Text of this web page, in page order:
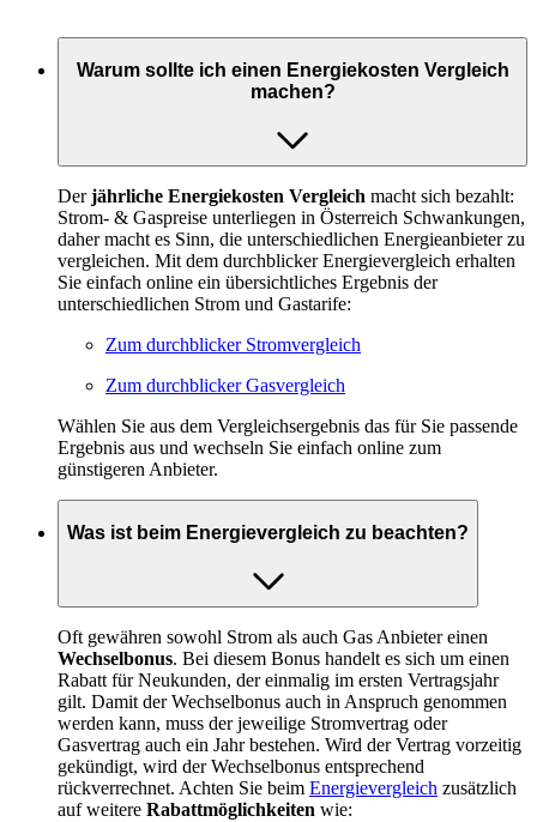
Warum sollte ich einen Energiekosten Vergleich
machen?
Derjährliche Energiekosten Vergleich macht sich bezahlt:
Strom- & Gaspreise unterliegen in Österreich Schwankungen,
daher macht es Sinn, die unterschiedlichen Energieanbieter zu
vergleichen. Mit dem durchblicker Energievergleich erhalten
Sie einfach online ein übersichtliches Ergebnis der
unterschiedlichen Strom und Gastarife:
Zum durchblicker Stromvergleich
Zum durchblicker Gasvergleich
Wählen Sie aus dem Vergleichsergebnis das für Sie passende
Ergebnis aus und wechseln Sie einfach online zum
günstigeren Anbieter.
Was ist beim Energievergleich zu beachten?
Oft gewähren sowohl Strom als auch Gas Anbieter einen
Wechselbonus. Bei diesem Bonus handelt es sich um einen
Rabatt für Neukunden, der einmalig im ersten Vertragsjahr
gilt. Damit der Wechselbonus auch in Anspruch genommen
werden kann, muss der jeweilige Stromvertrag oder
Gasvertrag auch ein Jahr bestehen. Wird der Vertrag vorzeitig
gekündigt, wird der Wechselbonus entsprechend
rückverrechnet. Achten Sie beim Energievergleich zusätzlich
auf weitere Rabattmöglichkeiten wie: